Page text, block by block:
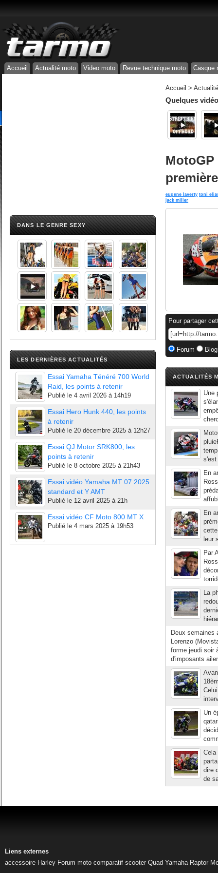
Accueil Actualité moto Video moto Revue technique moto Casque
DANS LE GENRE SEXY
LES DERNIÈRES ACTUALITÉS
Essai Yamaha Ténéré 700 World
Raid, les points à retenir
Publié le 4 avril 2026 à 14h19
Essai Hero Hunk 440, les points
à retenir
Publié le 20 décembre 2025 à 12h27
Essai QJ Motor SRK800, les
points à retenir
Publié le 8 octobre 2025 à 21h43
Essai vidéo Yamaha MT 07 2025
standard et Y AMT
Publié le 12 avril 2025 à 21h
Essai vidéo CF Moto 800 MT X
Publié le 4 mars 2025 à 19h53
Accueil >
Quelques
eugene laverty toni
jack miller
Pour partager
Forum
ACTUALITÉS
Une
s'est
En
En
leur
Par
La
Deux semaines
Lorenzo
forme jeudi soir
d'imposants
Un
Cela
dire
de
Liens externes
accessoire Harley Forum moto comparatif scooter Quad Yamaha Raptor